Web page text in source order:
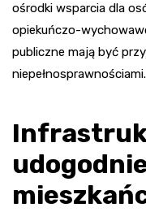
ośrodki wsparcia dla
opiekuńczo-
publiczne mają być
niepełnosprawnościami.